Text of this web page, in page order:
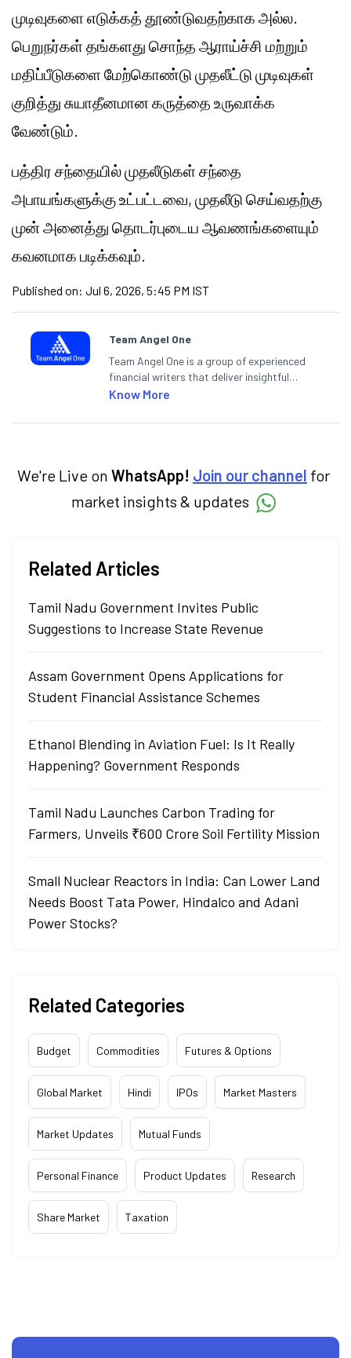
முடிவுகளை எடுக்கத் தூண்டுவதற்காக அல்ல.
பெறுநர்கள் தங்களது சொந்த ஆராய்ச்சி மற்றும்
மதிப்பீடுகளை மேற்கொண்டு முதலீட்டு முடிவுகள்
குறித்து சுயாதீனமான கருத்தை உருவாக்க
வேண்டும்.
பத்திர சந்தையில் முதலீடுகள் சந்தை
அபாயங்களுக்கு உட்பட்டவை, முதலீடு செய்வதற்கு
முன் அனைத்து தொடர்புடைய ஆவணங்களையும்
கவனமாக படிக்கவும்.
Published on: Jul 6, 2026, 5:45 PM IST
Team Angel One
Team Angel One is a group of experienced
financial writers that deliver insightful
articles on the stock market, IPO, economy,
categories.
Know More
We're Live on WhatsApp! Join our channel for
market insights & updates
Related Articles
Tamil Nadu Government Invites Public
Suggestions to Increase State Revenue
Assam Government Opens Applications for
Student Financial Assistance Schemes
Ethanol Blending in Aviation Fuel: Is It Really
Happening? Government Responds
Tamil Nadu Launches Carbon Trading for
Farmers, Unveils ₹600 Crore Soil Fertility Mission
Small Nuclear Reactors in India: Can Lower Land
Needs Boost Tata Power, Hindalco and Adani
Power Stocks?
Related Categories
Budget Commodities Futures & Options
Global Market Hindi IPOs Market Masters
Market Updates Mutual Funds
Personal Finance Product Updates Research
Share Market Taxation